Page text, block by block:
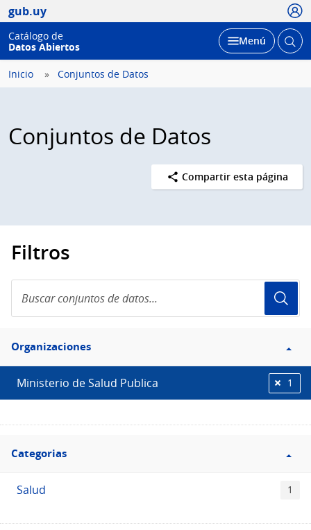
gub.uy
Catálogo de
Datos Abiertos
Desplegar
Menú Abrir
Inicio Conjuntos de Datos
Conjuntos de Datos
Compartir esta página
Filtros
conjuntos
de
Filtro
Organizaciones
Organizaciones
Ministerio de Salud Publica 1
Filtro
Categorias
Categorias
Salud 1